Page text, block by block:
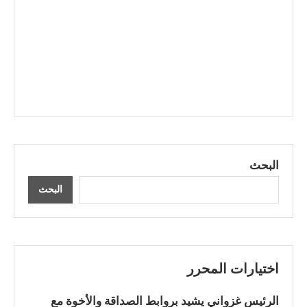
البحث
البحث
اختيارات المحرر
الرئيس غزواني يشيد بروابط الصداقة والأخوة مع